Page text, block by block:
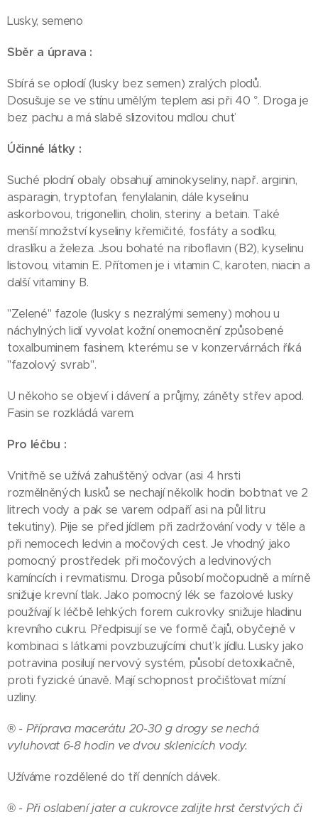
Lusky, semeno
Sběr a úprava :
Sbírá se oplodí (lusky bez semen) zralých plodů.
Dosušuje se ve stínu umělým teplem asi při 40 °. Droga je
bez pachu a má slabě slizovitou mdlou chuť
Účinné látky :
Suché plodní obaly obsahují aminokyseliny, např. arginin,
asparagin, tryptofan, fenylalanin, dále kyselinu
askorbovou, trigonellin, cholin, steriny a betain. Také
menší množství kyseliny křemičité, fosfáty a sodíku,
draslíku a železa. Jsou bohaté na riboflavin (B2), kyselinu
listovou, vitamin E. Přítomen je i vitamin C, karoten, niacin a
další vitaminy B.
"Zelené" fazole (lusky s nezralými semeny) mohou u
náchylných lidí vyvolat kožní onemocnění způsobené
toxalbuminem fasinem, kterému se v konzervárnách říká
"fazolový svrab".
U někoho se objeví i dávení a průjmy, záněty střev apod.
Fasin se rozkládá varem.
Pro léčbu :
Vnitřně se užívá zahuštěný odvar (asi 4 hrsti
rozmělněných lusků se nechají několik hodin bobtnat ve 2
litrech vody a pak se varem odpaří asi na půl litru
tekutiny). Pije se před jídlem při zadržování vody v těle a
při nemocech ledvin a močových cest. Je vhodný jako
pomocný prostředek při močových a ledvinových
kamíncích i revmatismu. Droga působí močopudně a mírně
snižuje krevní tlak. Jako pomocný lék se fazolové lusky
používají k léčbě lehkých forem cukrovky snižuje hladinu
krevního cukru. Předpisují se ve formě čajů, obyčejně v
kombinaci s látkami povzbuzujícími chuť k jídlu. Lusky jako
potravina posilují nervový systém, působí detoxikačně,
proti fyzické únavě. Mají schopnost pročišťovat mízní
uzliny.
® - Příprava macerátu 20-30 g drogy se nechá
vyluhovat 6-8 hodin ve dvou sklenicích vody.
Užíváme rozdělené do tří denních dávek.
® - Při oslabení jater a cukrovce zalijte hrst čerstvých či